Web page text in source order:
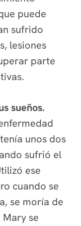
puede
sufrido
lesiones
parte
sueños.
unos dos
sufrió el
ese
cuando se
se moría de
se